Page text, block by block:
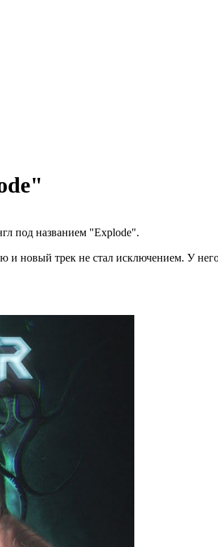
под названием "Explode".
и новый трек не стал исключением. У